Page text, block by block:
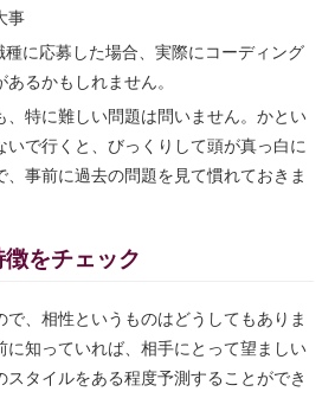
事
種に応募した場合、実際にコーディング
るかもしれません。
、特に難しい問題は問いません。かとい
いで行くと、びっくりして頭が真っ白に
、事前に過去の問題を見て慣れておきま
をチェック
で、相性というものはどうしてもありま
に知っていれば、相手にとって望ましい
スタイルをある程度予測することができ